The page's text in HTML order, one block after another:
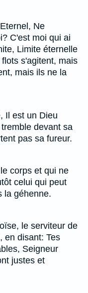
Ne
C'est moi qui ai
Limite éternelle
s'agitent, mais
mais ils ne la
Il est un Dieu
devant sa
pas sa fureur.
corps et qui ne
celui qui peut
la géhenne.
le serviteur de
en disant: Tes
Seigneur
justes et